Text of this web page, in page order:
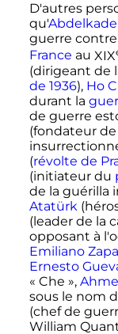
D'autres
qu'
guerre contre
France au XIX
(dirigeant de
de 1936), Ho
durant la
de guerre
(fondateur
(révolte de
(initiateur du
de la guérilla
Atatürk
(leader de la
opposant à
Emiliano
Ernesto
« Che »,
sous le nom
(chef de
William